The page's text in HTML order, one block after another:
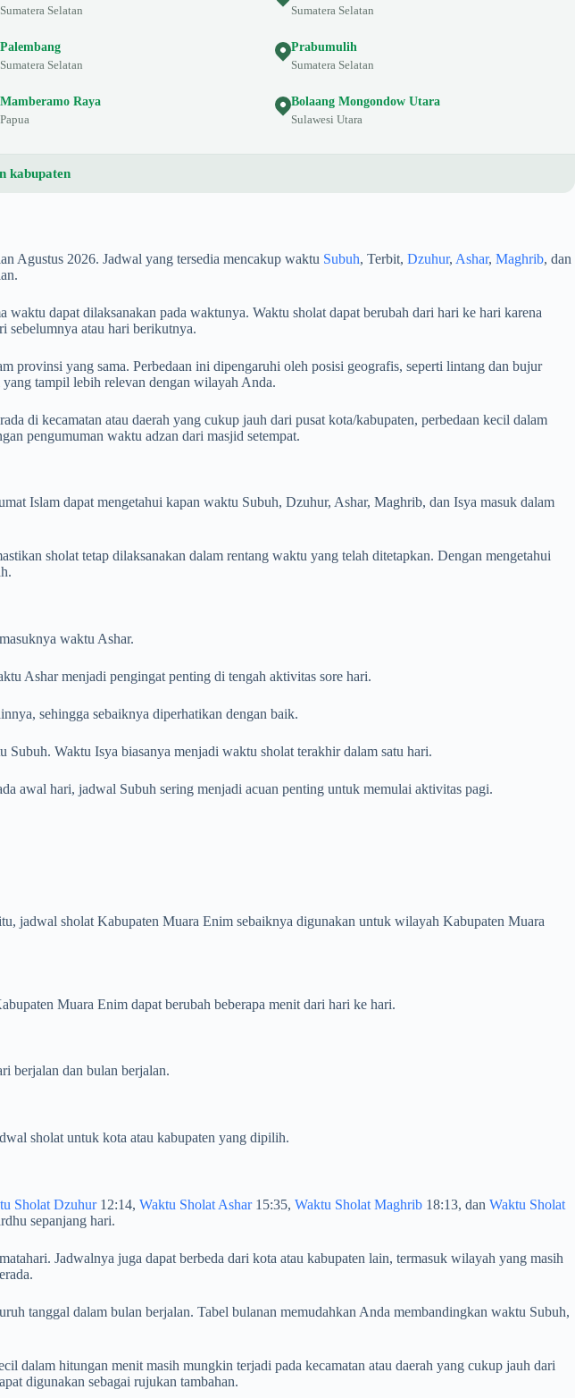
Sumatera Selatan
Sumatera Selatan
Palembang
Sumatera Selatan
Prabumulih
Sumatera Selatan
Mamberamo Raya
Papua
Bolaang Mongondow Utara
Sulawesi Utara
kabupaten
Agustus 2026. Jadwal yang tersedia mencakup waktu Subuh, Terbit, Dzuhur, Ashar, Maghrib, dan
dapat dilaksanakan pada waktunya. Waktu sholat dapat berubah dari hari ke hari karena
sebelumnya atau hari berikutnya.
provinsi yang sama. Perbedaan ini dipengaruhi oleh posisi geografis, seperti lintang dan bujur
tampil lebih relevan dengan wilayah Anda.
di kecamatan atau daerah yang cukup jauh dari pusat kota/kabupaten, perbedaan kecil dalam
pengumuman waktu adzan dari masjid setempat.
Islam dapat mengetahui kapan waktu Subuh, Dzuhur, Ashar, Maghrib, dan Isya masuk dalam
sholat tetap dilaksanakan dalam rentang waktu yang telah ditetapkan. Dengan mengetahui
waktu Ashar.
Ashar menjadi pengingat penting di tengah aktivitas sore hari.
sehingga sebaiknya diperhatikan dengan baik.
Waktu Isya biasanya menjadi waktu sholat terakhir dalam satu hari.
awal hari, jadwal Subuh sering menjadi acuan penting untuk memulai aktivitas pagi.
jadwal sholat Kabupaten Muara Enim sebaiknya digunakan untuk wilayah Kabupaten Muara
Muara Enim dapat berubah beberapa menit dari hari ke hari.
berjalan dan bulan berjalan.
sholat untuk kota atau kabupaten yang dipilih.
Sholat Dzuhur12:14, Waktu Sholat Ashar15:35, Waktu Sholat Maghrib 18:13, dan Waktu Sholat
sepanjang hari.
Jadwalnya juga dapat berbeda dari kota atau kabupaten lain, termasuk wilayah yang masih
tanggal dalam bulan berjalan. Tabel bulanan memudahkan Anda membandingkan waktu Subuh,
dalam hitungan menit masih mungkin terjadi pada kecamatan atau daerah yang cukup jauh dari
digunakan sebagai rujukan tambahan.